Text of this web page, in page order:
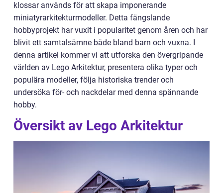
klossar används för att skapa imponerande
miniatyrarkitekturmodeller. Detta fängslande
hobbyprojekt har vuxit i popularitet genom åren och har
blivit ett samtalsämne både bland barn och vuxna. I
denna artikel kommer vi att utforska den övergripande
världen av Lego Arkitektur, presentera olika typer och
populära modeller, följa historiska trender och
undersöka för- och nackdelar med denna spännande
hobby.
Översikt av Lego Arkitektur